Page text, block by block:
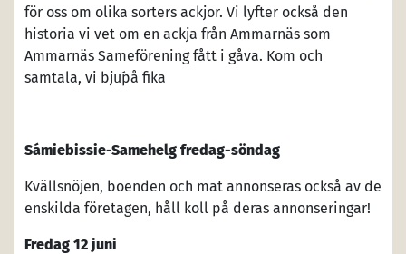
för oss om olika sorters ackjor. Vi lyfter också den
historia vi vet om en ackja från Ammarnäs som
Ammarnäs Sameförening fått i gåva. Kom och
samtala, vi bju´på fika
Sámiebissie-Samehelg fredag-söndag
Kvällsnöjen, boenden och mat annonseras också av de
enskilda företagen, håll koll på deras annonseringar!
Fredag 12 juni